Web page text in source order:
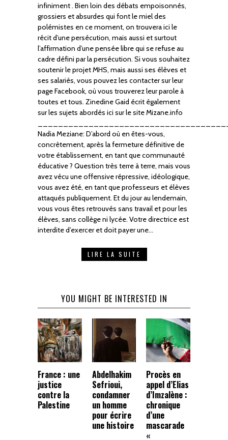
infiniment . Bien loin des débats empoisonnés,
grossiers et absurdes qui font le miel des
polémistes en ce moment, on trouvera ici le
récit d’une persécution, mais aussi et surtout
l’affirmation d’une pensée libre qui se refuse au
cadre défini par la persécution. Si vous souhaitez
soutenir le projet MHS, mais aussi ses élèves et
ses salariés, vous pouvez les contacter sur leur
page Facebook, où vous trouverez leur parole à
toutes et tous. Zinedine Gaid écrit également
sur les sujets abordés ici sur le site Mizane.info
Nadia Meziane: D’abord où en êtes-vous,
concrètement, après la fermeture définitive de
votre établissement, en tant que communauté
éducative ? Question très terre à terre, mais vous
avez vécu une offensive répressive, idéologique,
vous avez été, en tant que professeurs et élèves
attaqués publiquement. Et du jour au lendemain,
vous vous êtes retrouvés sans travail et pour les
élèves, sans collège ni lycée. Votre directrice est
interdite d’exercer et doit payer une…
LIRE LA SUITE
YOU MIGHT BE INTERESTED IN
France : une
justice
contre la
Palestine
Abdelhakim
Sefrioui,
condamner
un homme
pour écrire
une histoire
Procès en
appel d’Elias
d’Imzalène :
chronique
d’une
mascarade
«